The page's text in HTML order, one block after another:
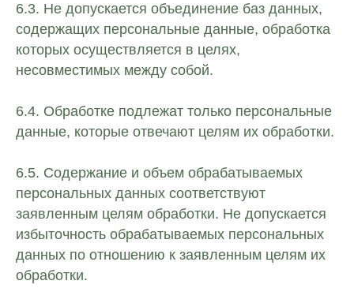
6.3. Не допускается объединение баз данных,
содержащих персональные данные, обработка
которых осуществляется в целях,
несовместимых между собой.
6.4. Обработке подлежат только персональные
данные, которые отвечают целям их обработки.
6.5. Содержание и объем обрабатываемых
персональных данных соответствуют
заявленным целям обработки. Не допускается
избыточность обрабатываемых персональных
данных по отношению к заявленным целям их
обработки.